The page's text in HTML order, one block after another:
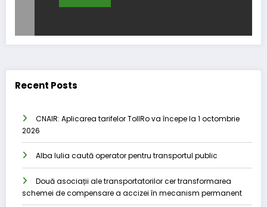
Recent Posts
CNAIR: Aplicarea tarifelor TollRo va începe la 1 octombrie
2026
Alba Iulia caută operator pentru transportul public
Două asociații ale transportatorilor cer transformarea
schemei de compensare a accizei în mecanism permanent